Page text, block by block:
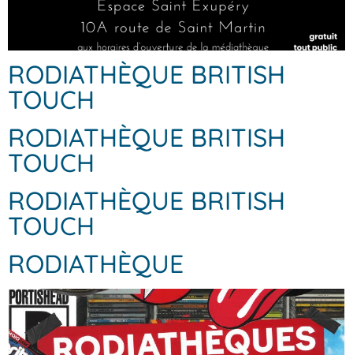
RODIATHÈQUE BRITISH
TOUCH
RODIATHÈQUE BRITISH
TOUCH
RODIATHÈQUE BRITISH
TOUCH
RODIATHÈQUE